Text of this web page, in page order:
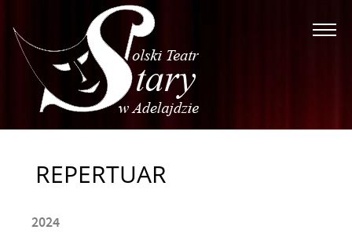
Strona główna
Historia
Ludzie Teatru
Galeria
REPERTUAR
2024